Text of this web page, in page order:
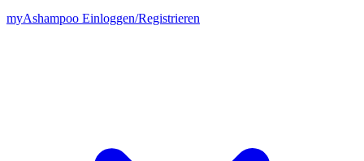
myAshampoo Einloggen/Registrieren